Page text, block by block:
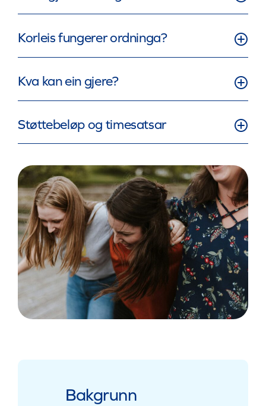
Korleis fungerer ordninga?
Kva kan ein gjere?
Støttebeløp og timesatsar
Bakgrunn